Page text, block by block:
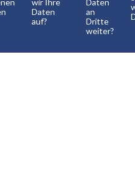
wir Ihre
Daten
auf?
Daten
an
Dritte
weiter?